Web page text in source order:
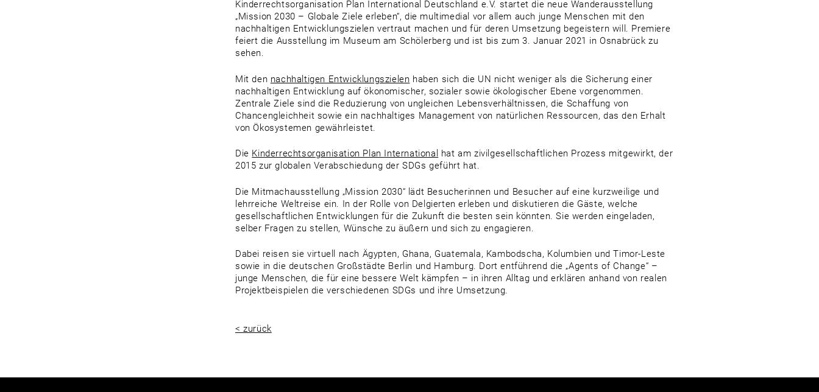
Kinderrechtsorganisation Plan International Deutschland e.V. startet die neue Wanderausstellung
„Mission 2030 – Globale Ziele erleben“, die multimedial vor allem auch junge Menschen mit den
nachhaltigen Entwicklungszielen vertraut machen und für deren Umsetzung begeistern will. Premiere
feiert die Ausstellung im Museum am Schölerberg und ist bis zum 3. Januar 2021 in Osnabrück zu
sehen.
Mit den nachhaltigen Entwicklungszielen haben sich die UN nicht weniger als die Sicherung einer
nachhaltigen Entwicklung auf ökonomischer, sozialer sowie ökologischer Ebene vorgenommen.
Zentrale Ziele sind die Reduzierung von ungleichen Lebensverhältnissen, die Schaffung von
Chancengleichheit sowie ein nachhaltiges Management von natürlichen Ressourcen, das den Erhalt
von Ökosystemen gewährleistet.
Die Kinderrechtsorganisation Plan International
hat am zivilgesellschaftlichen Prozess mitgewirkt, der
2015 zur globalen Verabschiedung der SDGs geführt hat.
Die Mitmachausstellung „Mission 2030“ lädt Besucherinnen und Besucher auf eine kurzweilige und
lehrreiche Weltreise ein. In der Rolle von Delgierten erleben und diskutieren die Gäste, welche
gesellschaftlichen Entwicklungen für die Zukunft die besten sein könnten. Sie werden eingeladen,
selber Fragen zu stellen, Wünsche zu äußern und sich zu engagieren.
Dabei reisen sie virtuell nach Ägypten, Ghana, Guatemala, Kambodscha, Kolumbien und Timor-Leste
sowie in die deutschen Großstädte Berlin und Hamburg. Dort entführend die „Agents of Change“ –
junge Menschen, die für eine bessere Welt kämpfen – in ihren Alltag und erklären anhand von realen
Projektbeispielen die verschiedenen SDGs und ihre Umsetzung.
< zurück